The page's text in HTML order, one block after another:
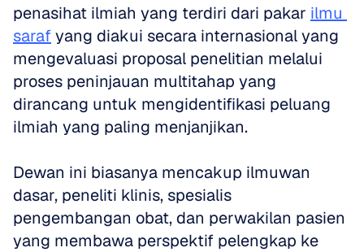
penasihat ilmiah yang terdiri dari pakar ilmu
saraf yang diakui secara internasional yang
mengevaluasi proposal penelitian melalui
proses peninjauan multitahap yang
dirancang untuk mengidentifikasi peluang
ilmiah yang paling menjanjikan.
Dewan ini biasanya mencakup ilmuwan
dasar, peneliti klinis, spesialis
pengembangan obat, dan perwakilan pasien
yang membawa perspektif pelengkap ke